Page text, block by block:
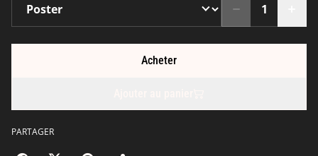
Acheter
PARTAGER